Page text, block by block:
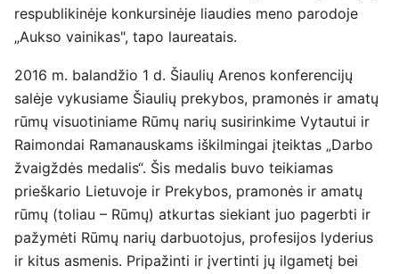
respublikinėje konkursinėje liaudies meno parodoje
„Aukso vainikas", tapo laureatais.
2016 m. balandžio 1 d. Šiaulių Arenos konferencijų
salėje vykusiame Šiaulių prekybos, pramonės ir amatų
rūmų visuotiniame Rūmų narių susirinkime Vytautui ir
Raimondai Ramanauskams iškilmingai įteiktas „Darbo
žvaigždės medalis“. Šis medalis buvo teikiamas
prieškario Lietuvoje ir Prekybos, pramonės ir amatų
rūmų (toliau – Rūmų) atkurtas siekiant juo pagerbti ir
pažymėti Rūmų narių darbuotojus, profesijos lyderius
ir kitus asmenis. Pripažinti ir įvertinti jų ilgametį bei